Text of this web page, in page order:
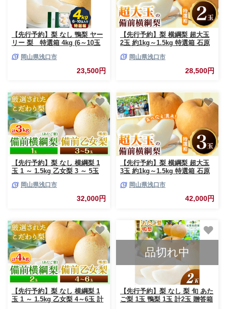
【先行予約】梨 なし 鴨梨 ヤー
リー 梨 特選箱 4kg (6～10玉
中旬-12月下旬頃より発送予定》
岡山県 浅口市 果物 フルーツ お
取り寄せ お取り寄せフルーツ
岡山県浅口市
23,500円
【先行予約】梨 横綱梨 超大玉
2玉 約1kg～1.5kg 特選箱 石原
《2026年11月中旬-12月下旬頃
より発送予定》岡山県 浅口市
フルーツ 果物 ギフト 贈り物 国
岡山県浅口市
28,500円
【先行予約】梨 なし 横綱梨 1
玉 1 ～ 1.5kg 乙女梨 3 ～ 5玉
物 新鮮《2026年11月中旬-12月
下旬頃より発送予定》岡山県 浅
口市 果物 フルーツ 梨 詰め合わ
岡山県浅口市
32,000円
【先行予約】梨 横綱梨 超大玉
3玉 約1kg～1.5kg 特選箱 石原
《2026年11月中旬-12月下旬頃
より発送予定》岡山県 浅口市
フルーツ 果物 ギフト 贈り物 国
岡山県浅口市
42,000円
【先行予約】梨 なし 横綱梨 1
玉 1 ～ 1.5kg 乙女梨 4～6玉 計
品切れ中
【先行予約】梨 なし 梨 旬 あた
ご梨 1玉 鴨梨 1玉 計2玉 贈答箱